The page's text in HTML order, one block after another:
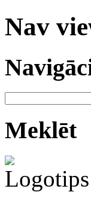
Nav
Meklēt